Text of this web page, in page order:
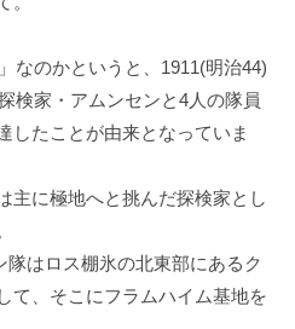
なのかというと、1911(明治44)
検家・アムンセンと4人の隊員
したことが由来となっていま
主に極地へと挑んだ探検家とし
隊はロス棚氷の北東部にあるク
て、そこにフラムハイム基地を